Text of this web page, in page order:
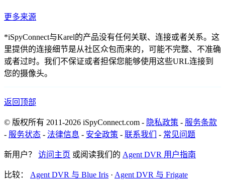
更多来源
*iSpyConnect与Karel的产品没有任何关联、连接或者关系。这
里提供的连接细节是从社区众包而来的，可能不完整、不准确
或者过时。我们不保证或者担保您能够使用这些URL连接到
您的摄像头。
返回顶部
© 版权所有 2011-2026 iSpyConnect.com - 隐私政策 - 服务条款
- 服务状态 - 法律信息 - 安全政策 - 联系我们 - 常见问题
新用户？ 访问主页 或阅读我们的 Agent DVR 用户指南
比较： Agent DVR 与 Blue Iris · Agent DVR 与 Frigate